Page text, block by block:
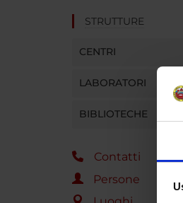
STRUTTURE
CENTRI
LABORATORI
BIBLIOTECHE
Contatti
Persone